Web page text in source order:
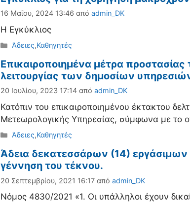
16 Μαΐου, 2024 13:46 από admin_DK
H Εγκύκλιος
Κατηγορίες
Άδειες,Καθηγητές
Επικαιροποιημένα μέτρα
λειτουργίας των δημοσίων
20 Ιουλίου, 2023 17:14 από admin_DK
Κατόπιν του επικαιροποιημένου έκτακτου
Μετεωρολογικής Υπηρεσίας, σύμφωνα με το
Κατηγορίες
Άδειες,Καθηγητές
Άδεια δεκατεσσάρων (14)
γέννηση του τέκνου.
20 Σεπτεμβρίου, 2021 16:17 από admin_DK
Νόμος 4830/2021 «1. Οι υπάλληλοι έχουν